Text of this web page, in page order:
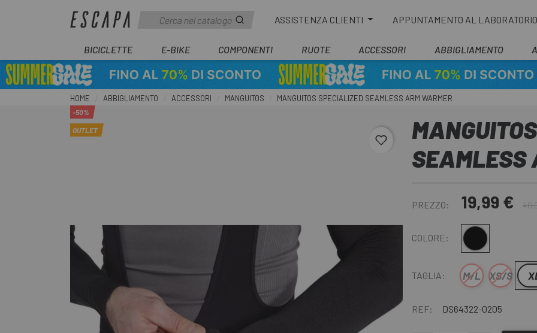
ASSISTENZA CLIENTI APPUNTAMENTO AL LABORATORIO
BICICLETTE E-BIKE COMPONENTI RUOTE ACCESSORI ABBIGLIAMENTO
HOME ABBIGLIAMENTO ACCESSORI MANGUITOS MANGUITOS SPECIALIZED SEAMLESS ARM WARMER
favorite_border
-50%
OUTLET
SEAMLESS
PREZZO: 19,99 €
COLORE: Nero
TAGLIA: M/L XS/S
REF: DS64322-0205